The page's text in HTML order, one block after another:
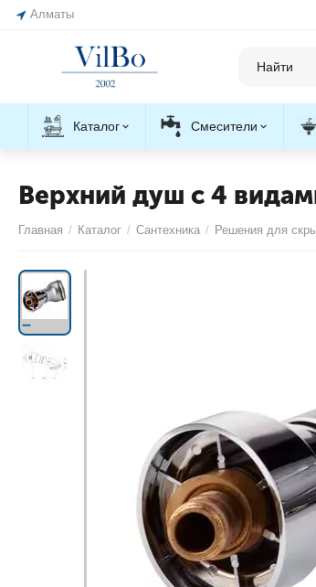
Алматы
Каталог Смесители
Верхний душ с 4
Главная / Каталог / Сантехника / Решения для